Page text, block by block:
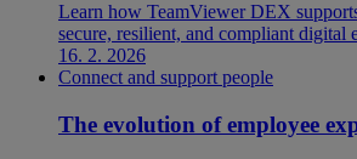
Learn how TeamViewer DEX
secure, resilient, and compliant digital
16. 2. 2026
Connect and support people
The evolution of employee